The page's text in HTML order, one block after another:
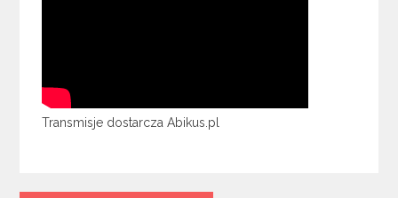
Transmisje dostarcza Abikus.pl